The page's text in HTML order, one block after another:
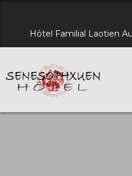
Hôtel Familial Laotien